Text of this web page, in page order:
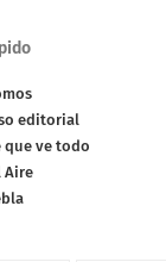
editorial
que ve todo
Aire